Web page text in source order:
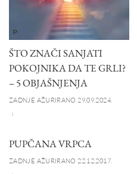
P
ŠTO ZNAČI SANJATI
POKOJNIKA DA TE GRLI?
– 5 OBJAŠNJENJA
ZADNJE AŽURIRANO 29.09.2024.
PUPČANA VRPCA
ZADNJE AŽURIRANO 22.12.2017.